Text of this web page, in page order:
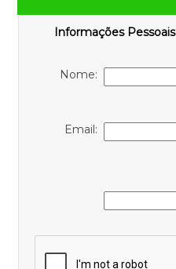
Informações Pessoais
Nome:
Email: